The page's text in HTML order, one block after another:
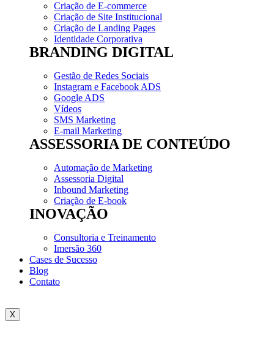
Criação de E-commerce
Criação de Site Institucional
Criação de Landing Pages
Identidade Corporativa
BRANDING DIGITAL
Gestão de Redes Sociais
Instagram e Facebook ADS
Google ADS
Vídeos
SMS Marketing
E-mail Marketing
ASSESSORIA DE CONTEÚDO
Automação de Marketing
Assessoria Digital
Inbound Marketing
Criação de E-book
INOVAÇÃO
Consultoria e Treinamento
Imersão 360
Cases de Sucesso
Blog
Contato
X